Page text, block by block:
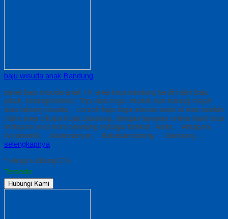
baju wisuda anak Bandung
paket baju wisuda anak TK area kota bandung terdiri dari Baju
jubah, kerahg/slebber, Topi atau toga, medali dan tabung izajah
atau tabung wisuda, contoh baju toga wisuda anak di atas adalah
client area cikutra Kota Bandung, dengan layanan online kami bisa
melayani area kota bandung sebagai berikut : Andir, Antapani,
Arcamanik, Astanaanyar, Babakanciparay, Bandung…
selengkapnya
*Harga Hubungi CS
Tersedia
Hubungi Kami